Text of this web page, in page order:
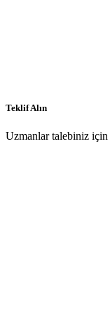
Teklif Alın
Uzmanlar talebiniz